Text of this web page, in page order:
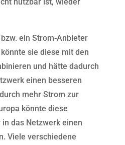
ein Strom-Anbieter
sie diese mit den
und hätte dadurch
einen besseren
mehr Strom zur
könnte diese
das Netzwerk einen
Viele verschiedene